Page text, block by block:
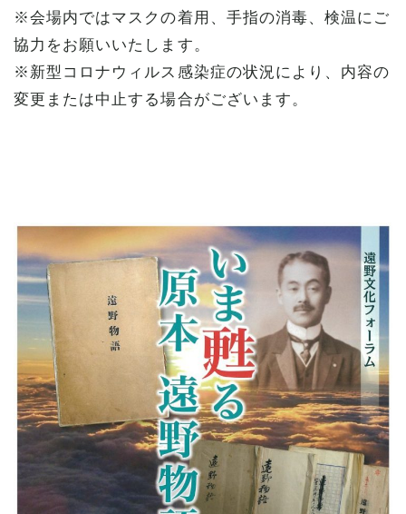
※会場内ではマスクの着用、手指の消毒、検温にご
協力をお願いいたします。
※新型コロナウィルス感染症の状況により、内容の
変更または中止する場合がございます。